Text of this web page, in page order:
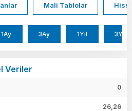
Mali Tablolar
1Ay 3Ay 1Yıl 3Yıl
Veriler
0
26,26